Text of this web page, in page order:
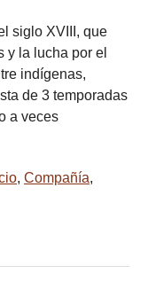
siglo XVIII, que
y la lucha por el
indígenas,
de 3 temporadas
a veces
, Compañía,